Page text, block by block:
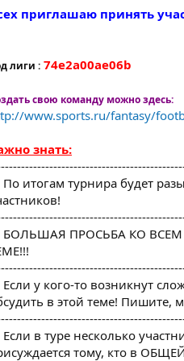
приглашаю принять
лиги : 74e2a00ae06b
свою команду можно здесь:
www.sports.ru/fantasy/
знать:
По итогам турнира будет
БОЛЬШАЯ ПРОСЬБА КО
Если у кого-то возникнут
в этой теме! Пишите,
Если в туре несколько
тому, кто в